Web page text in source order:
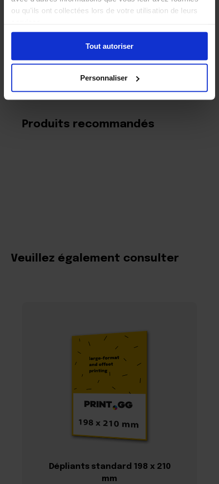
ou qu'ils ont collectées lors de votre utilisation de leurs
Tout autoriser
Personnaliser
Produits recommandés
Veuillez également consulter
Dépliants standard 198 x 210
mm